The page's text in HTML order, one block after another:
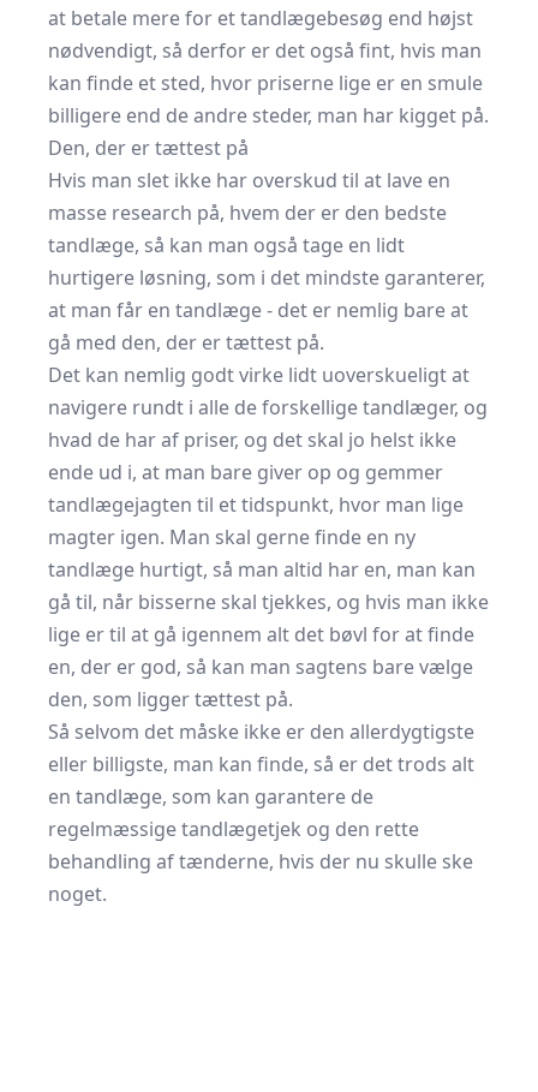
at betale mere for et tandlægebesøg end højst
nødvendigt, så derfor er det også fint, hvis man
kan finde et sted, hvor priserne lige er en smule
billigere end de andre steder, man har kigget på.
Den, der er tættest på
Hvis man slet ikke har overskud til at lave en
masse research på, hvem der er den bedste
tandlæge, så kan man også tage en lidt
hurtigere løsning, som i det mindste garanterer,
at man får en tandlæge - det er nemlig bare at
gå med den, der er tættest på.
Det kan nemlig godt virke lidt uoverskueligt at
navigere rundt i alle de forskellige tandlæger, og
hvad de har af priser, og det skal jo helst ikke
ende ud i, at man bare giver op og gemmer
tandlægejagten til et tidspunkt, hvor man lige
magter igen. Man skal gerne finde en ny
tandlæge hurtigt, så man altid har en, man kan
gå til, når bisserne skal tjekkes, og hvis man ikke
lige er til at gå igennem alt det bøvl for at finde
en, der er god, så kan man sagtens bare vælge
den, som ligger tættest på.
Så selvom det måske ikke er den allerdygtigste
eller billigste, man kan finde, så er det trods alt
en tandlæge, som kan garantere de
regelmæssige tandlægetjek og den rette
behandling af tænderne, hvis der nu skulle ske
noget.